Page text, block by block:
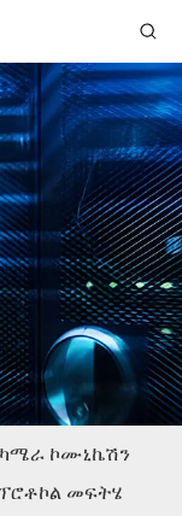
ኮሙኒኬሽን
ፕሮቶኮል መፍትሄ